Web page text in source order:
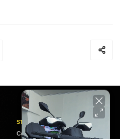
STELS-PITER СОФИЙСКАЯ
Софийская ул. 6Б